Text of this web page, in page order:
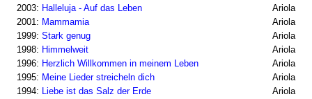
2003: Halleluja - Auf das Leben
Ariola
2001: Mammamia
Ariola
1999: Stark genug
Ariola
1998: Himmelweit
Ariola
1996: Herzlich Willkommen in meinem Leben
Ariola
1995: Meine Lieder streicheln dich
Ariola
1994: Liebe ist das Salz der Erde
Ariola